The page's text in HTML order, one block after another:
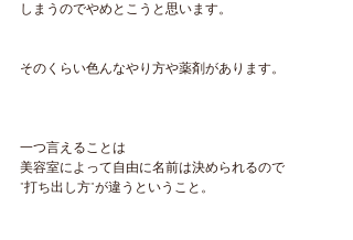
しまうのでやめとこうと思います。
そのくらい色んなやり方や薬剤があります。
一つ言えることは
美容室によって自由に名前は決められるので
"打ち出し方"が違うということ。